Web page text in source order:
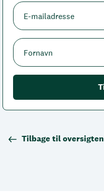
Tilbage til oversigten